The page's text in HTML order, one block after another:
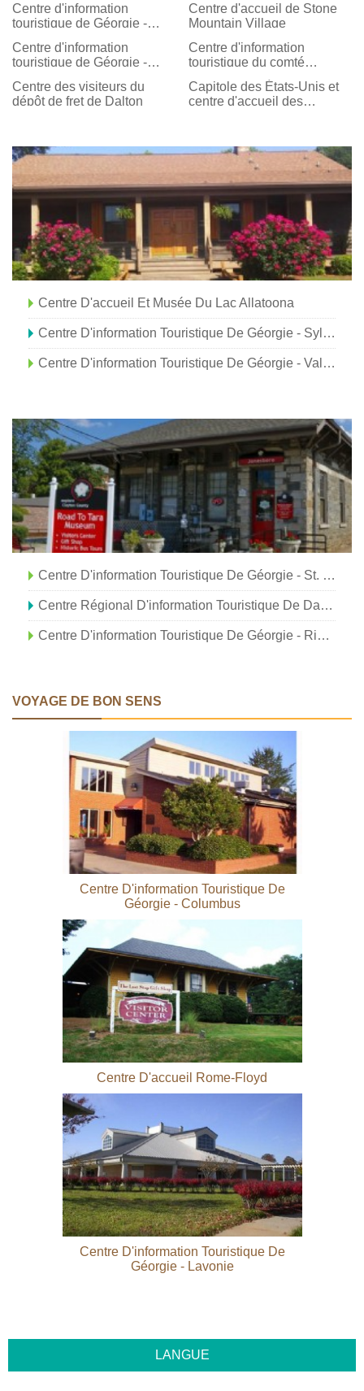
Centre d'information
touristique de Géorgie -
Centre d'accueil de Stone
Mountain Village
Centre d'information
touristique de Géorgie -
Centre d'information
touristique du comté
d'Eastman-Dodge
Centre des visiteurs du
dépôt de fret de Dalton
Capitole des États-Unis et
centre d'accueil des
Centre D'accueil Et Musée Du Lac Allatoona
Centre D'information Touristique De Géorgie - Sylvania
Centre D'information Touristique De Géorgie - Valdosta
Centre D'information Touristique De Géorgie - St. Marys
Centre Régional D'information Touristique De Darien-McIntosh
Centre D'information Touristique De Géorgie - Ringgold
VOYAGE DE BON SENS
Centre D'information Touristique De
Géorgie - Columbus
Centre D'accueil Rome-Floyd
Centre D'information Touristique De
Géorgie - Lavonie